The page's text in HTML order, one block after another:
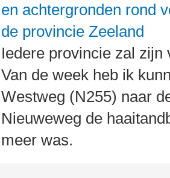
en achtergronden rond
de provincie Zeeland
Iedere provincie zal
Van de week heb ik
Westweg (N255) naar
Nieuweweg de
meer was.